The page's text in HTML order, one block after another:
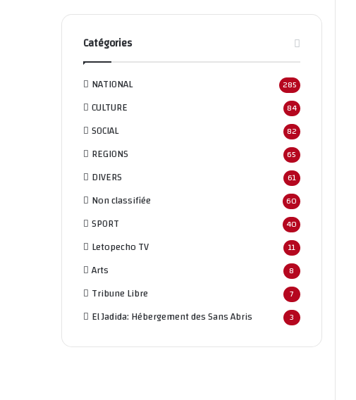
Catégories
NATIONAL 285
CULTURE 84
SOCIAL 82
REGIONS 65
DIVERS 61
Non classifiée 60
SPORT 40
Letopecho TV 11
Arts 8
Tribune Libre 7
El Jadida: Hébergement des Sans Abris 3